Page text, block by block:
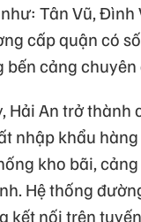
Tân Vũ, Đình
cấp quận có
bến cảng
Hải An trở
nhập khẩu
kho bãi,
Hệ thống
kết nối trên